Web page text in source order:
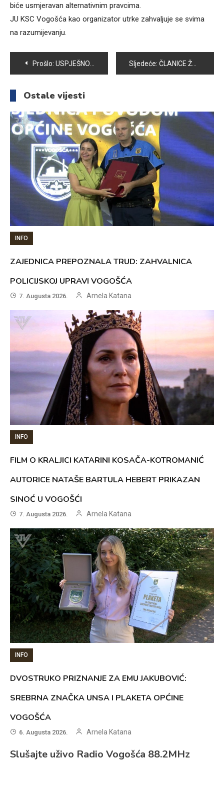
biće usmjeravan alternativnim pravcima.
JU KSC Vogošća kao organizator utrke zahvaljuje se svima
na razumijevanju.
Navigacija
članaka
Prošlo: USPJEŠNO PROVEDEN NADZOR NAD KVALITETOM USLUGA U OPĆINI VOGOŠĆA Sljedeće: ČLANICE ŽNK „VOGOŠĆA“ VRIJEDNO SE PRIPREMAJU ZA TAKMIČARSKU SEZONU
Ostale vijesti
INFO
ZAJEDNICA PREPOZNALA TRUD: ZAHVALNICA
POLICIJSKOJ UPRAVI VOGOŠĆA
7. Augusta 2026. Arnela Katana
INFO
FILM O KRALJICI KATARINI KOSAČA-KOTROMANIĆ
AUTORICE NATAŠE BARTULA HEBERT PRIKAZAN
SINOĆ U VOGOŠĆI
7. Augusta 2026. Arnela Katana
INFO
DVOSTRUKO PRIZNANJE ZA EMU JAKUBOVIĆ:
SREBRNA ZNAČKA UNSA I PLAKETA OPĆINE
VOGOŠĆA
6. Augusta 2026. Arnela Katana
Slušajte uživo Radio Vogošća 88.2MHz